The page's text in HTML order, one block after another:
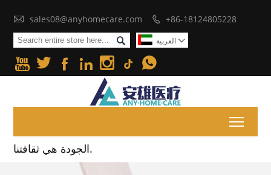
 sales08@anyhomecare.com  +86-18124805228
 العربية 
     
الجودة هي ثقافتنا.